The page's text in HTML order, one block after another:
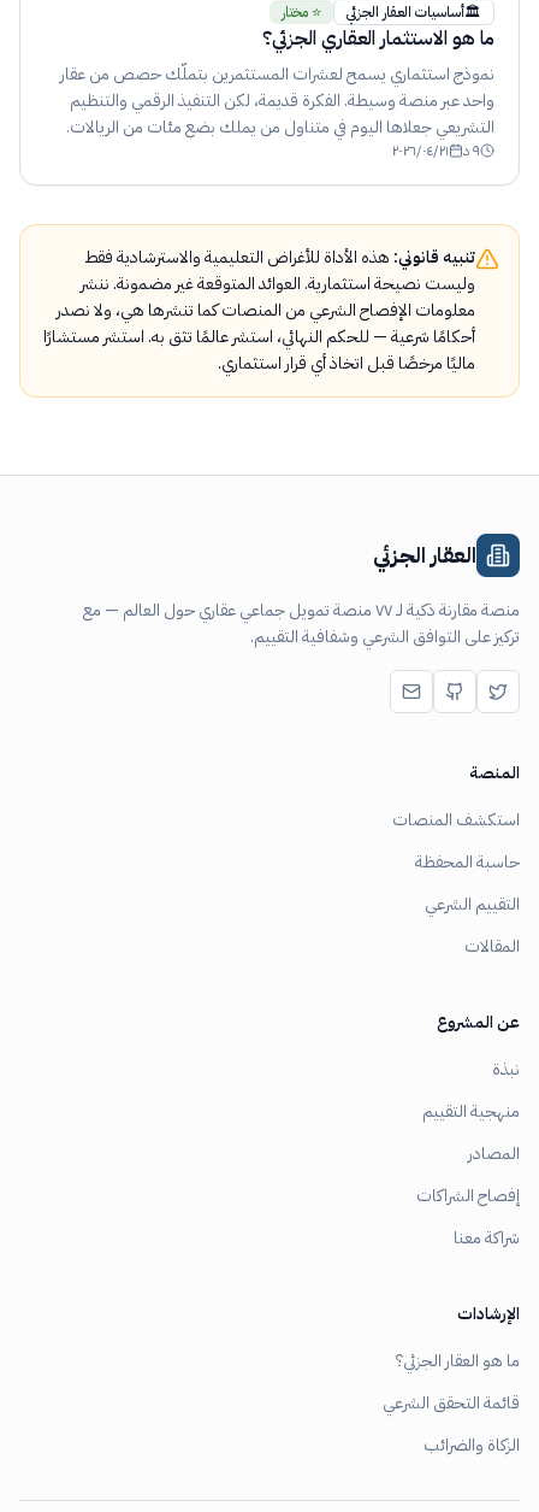
🏛️أساسيات العقار الجزئي ⭐ مختار
ما هو الاستثمار العقاري الجزئي؟
نموذج استثماري يسمح لعشرات المستثمرين بتملّك حصص من عقار
واحد عبر منصة وسيطة. الفكرة قديمة، لكن التنفيذ الرقمي والتنظيم
التشريعي جعلاها اليوم في متناول من يملك بضع مئات من الريالات.
٩د ٢٠٢٦/٠٤/٢١
تنبيه قانوني: هذه الأداة للأغراض التعليمية والاسترشادية فقط
وليست نصيحة استثمارية. العوائد المتوقعة غير مضمونة. ننشر
معلومات الإفصاح الشرعي من المنصات كما تنشرها هي، ولا نصدر
أحكامًا شرعية — للحكم النهائي، استشر عالمًا تثق به. استشر مستشارًا
ماليًا مرخصًا قبل اتخاذ أي قرار استثماري.
العقار الجزئي
منصة مقارنة ذكية لـ ٧٧ منصة تمويل جماعي عقاري حول العالم — مع
تركيز على التوافق الشرعي وشفافية التقييم.
المنصة
استكشف المنصات
حاسبة المحفظة
التقييم الشرعي
المقالات
عن المشروع
نبذة
منهجية التقييم
المصادر
إفصاح الشراكات
شراكة معنا
الإرشادات
ما هو العقار الجزئي؟
قائمة التحقق الشرعي
الزكاة والضرائب